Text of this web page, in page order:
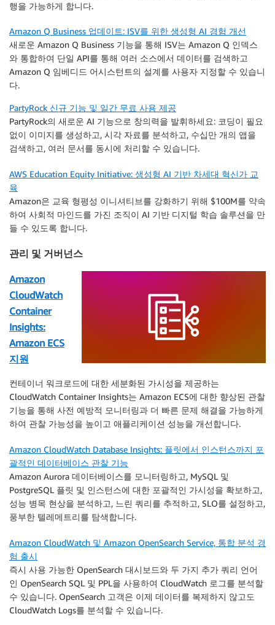
행을 가능하게 합니다.
Amazon Q Business 업데이트: ISV를 위한 생성형 AI 경험 개선
새로운 Amazon Q Business 기능을 통해 ISV는 Amazon Q 인덱스
와 통합하여 단일 API를 통해 여러 소스에서 데이터를 검색하고
Amazon Q 임베디드 어시스턴트의 설계를 사용자 지정할 수 있습니
다.
PartyRock 신규 기능 및 일간 무료 사용 제공
PartyRock의 새로운 AI 기능으로 창의력을 발휘하세요: 코딩이 필요
없이 이미지를 생성하고, 시각 자료를 분석하고, 수십만 개의 앱을
검색하고, 여러 문서를 동시에 처리할 수 있습니다.
AWS Education Equity Initiative: 생성형 AI 기반 차세대 혁신가 교
육
Amazon은 교육 형평성 이니셔티브를 강화하기 위해 $100M를 약속
하여 사회적 마인드를 가진 조직이 AI 기반 디지털 학습 솔루션을 만
들 수 있도록 합니다.
관리 및 거버넌스
Amazon
CloudWatch
Container
Insights:
Amazon ECS
지원
컨테이너 워크로드에 대한 세분화된 가시성을 제공하는
CloudWatch Container Insights는 Amazon ECS에 대한 향상된 관찰
기능을 통해 사전 예방적 모니터링과 더 빠른 문제 해결을 가능하게
하여 관찰 가능성을 높이고 애플리케이션 성능을 개선합니다.
Amazon CloudWatch Database Insights: 플릿에서 인스턴스까지 포
괄적인 데이터베이스 관찰 기능
Amazon Aurora 데이터베이스를 모니터링하고, MySQL 및
PostgreSQL 플릿 및 인스턴스에 대한 포괄적인 가시성을 확보하고,
성능 병목 현상을 분석하고, 느린 쿼리를 추적하고, SLO를 설정하고,
풍부한 텔레메트리를 탐색합니다.
Amazon CloudWatch 및 Amazon OpenSearch Service, 통합 분석 경
험 출시
즉시 사용 가능한 OpenSearch 대시보드와 두 가지 추가 쿼리 언어
인 OpenSearch SQL 및 PPL을 사용하여 CloudWatch 로그를 분석할
수 있습니다. OpenSearch 고객은 이제 데이터를 복제하지 않고도
CloudWatch Logs를 분석할 수 있습니다.